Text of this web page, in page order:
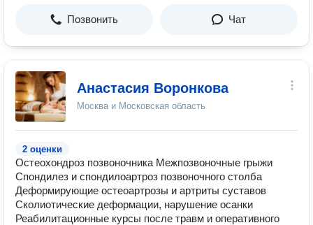
Позвонить Чат
Анастасия Воронкова
Москва и Московская область
2 оценки
Остеохондроз позвоночника Межпозвоночные грыжи
Спондилез и спондилоартроз позвоночного столба
Деформирующие остеоартрозы и артриты суставов
Сколиотические деформации, нарушение осанки
Реабилитационные курсы после травм и оперативного